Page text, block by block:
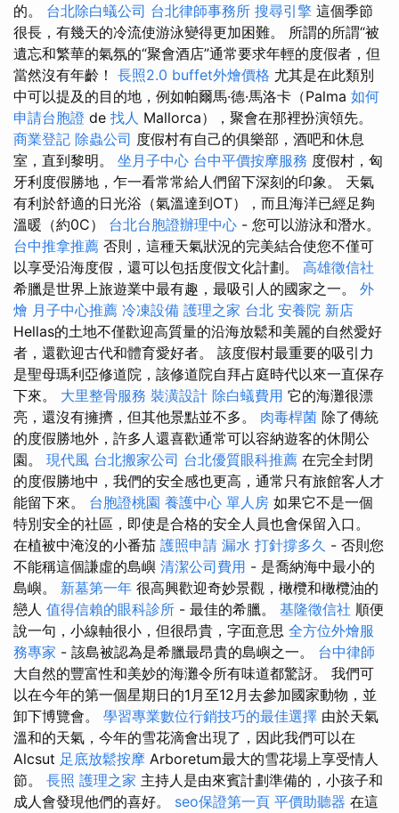
的。 台北除白蟻公司 台北律師事務所 搜尋引擎 這個季節
很長，有幾天的冷流使游泳變得更加困難。 所謂的所謂“被
遺忘和繁華的氣氛的“聚會酒店”通常要求年輕的度假者，但
當然沒有年齡！ 長照2.0 buffet外燴價格 尤其是在此類別
中可以提及的目的地，例如帕爾馬·德·馬洛卡（Palma 如何
申請台胞證 de 找人 Mallorca），聚會在那裡扮演領先。
商業登記 除蟲公司 度假村有自己的俱樂部，酒吧和休息
室，直到黎明。 坐月子中心 台中平價按摩服務 度假村，匈
牙利度假勝地，乍一看常常給人們留下深刻的印象。 天氣
有利於舒適的日光浴（氣溫達到OT），而且海洋已經足夠
溫暖（約0C） 台北台胞證辦理中心 - 您可以游泳和潛水。
台中推拿推薦 否則，這種天氣狀況的完美結合使您不僅可
以享受沿海度假，還可以包括度假文化計劃。 高雄徵信社
希臘是世界上旅遊業中最有趣，最吸引人的國家之一。 外
燴 月子中心推薦 冷凍設備 護理之家 台北 安養院 新店
Hellas的土地不僅歡迎高質量的沿海放鬆和美麗的自然愛好
者，還歡迎古代和體育愛好者。 該度假村最重要的吸引力
是聖母瑪利亞修道院，該修道院自拜占庭時代以來一直保存
下來。 大里整骨服務 裝潢設計 除白蟻費用 它的海灘很漂
亮，還沒有擁擠，但其他景點並不多。 肉毒桿菌 除了傳統
的度假勝地外，許多人還喜歡通常可以容納遊客的休閒公
園。 現代風 台北搬家公司 台北優質眼科推薦 在完全封閉
的度假勝地中，我們的安全感也更高，通常只有旅館客人才
能留下來。 台胞證桃園 養護中心 單人房 如果它不是一個
特別安全的社區，即使是合格的安全人員也會保留入口。
在植被中淹沒的小番茄 護照申請 漏水 打針撐多久 - 否則您
不能稱這個謙虛的島嶼 清潔公司費用 - 是喬納海中最小的
島嶼。 新墓第一年 很高興歡迎奇妙景觀，橄欖和橄欖油的
戀人 值得信賴的眼科診所 - 最佳的希臘。 基隆徵信社 順便
說一句，小線軸很小，但很昂貴，字面意思 全方位外燴服
務專家 - 該島被認為是希臘最昂貴的島嶼之一。 台中律師
大自然的豐富性和美妙的海灘令所有味道都驚訝。 我們可
以在今年的第一個星期日的1月至12月去參加國家動物，並
卸下博覽會。 學習專業數位行銷技巧的最佳選擇 由於天氣
溫和的天氣，今年的雪花滴會出現了，因此我們可以在
Alcsut 足底放鬆按摩 Arboretum最大的雪花場上享受情人
節。 長照 護理之家 主持人是由來賓計劃準備的，小孩子和
成人會發現他們的喜好。 seo保證第一頁 平價助聽器 在這